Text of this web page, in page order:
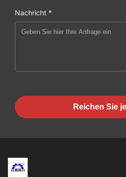
Nachricht *
Reichen Sie